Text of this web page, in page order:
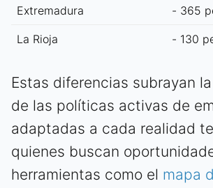
Extremadura - 365
La Rioja - 130
Estas diferencias subrayan
de las políticas activas de
adaptadas a cada realidad
quienes buscan
herramientas como el mapa